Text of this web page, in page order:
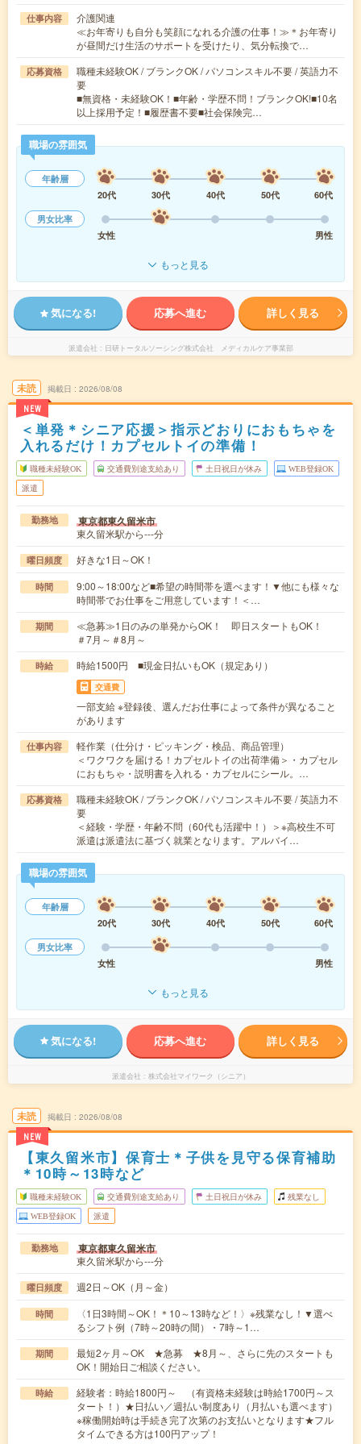
仕事内容
介護関連
≪お年寄りも自分も笑顔になれる介護の仕事！≫＊お年寄り
が昼間だけ生活のサポートを受けたり、気分転換で…
応募資格
職種未経験OK / ブランクOK / パソコンスキル不要 / 英語力不
要
■無資格・未経験OK！■年齢・学歴不問！ブランクOK!■10名
以上採用予定！■履歴書不要■社会保険完…
職場の雰囲気
年齢層
20代
30代 40代 50代
60代
男女比率
女性
男性
もっと見る
気になる! 応募へ進む 詳しく見る
派遣会社 日研トータルソーシング株式会社 メディカルケア事業部
未読
NEW
掲載日 2026/08/08
＜単発＊シニア応援＞指示どおりにおもちゃを
入れるだけ！カプセルトイの準備！
職種未経験OK 交通費別途支給あり 土日祝日が休み WEB登録OK
派遣
勤務地 東京都東久留米市
東久留米駅から---分
曜日頻度 好きな1日～OK！
時間
9:00～18:00など■希望の時間帯を選べます！▼他にも様々な
時間帯でお仕事をご用意しています！＜…
期間
≪急募≫1日のみの単発からOK！ 即日スタートもOK！
＃7月～＃8月～
時給 時給1500円 ■現金日払いもOK（規定あり）
交通費
一部支給 ※登録後、選んだお仕事によって条件が異なること
があります
仕事内容
軽作業（仕分け・ピッキング・検品、商品管理）
＜ワクワクを届ける！カプセルトイの出荷準備＞・カプセル
におもちゃ・説明書を入れる・カプセルにシール。…
応募資格
職種未経験OK / ブランクOK / パソコンスキル不要 / 英語力不
要
＜経験・学歴・年齢不問（60代も活躍中！）＞※高校生不可
派遣は派遣法に基づく就業となります。アルバイ…
職場の雰囲気
年齢層
20代
30代 40代 50代
60代
男女比率
女性
男性
もっと見る
気になる! 応募へ進む 詳しく見る
派遣会社 株式会社マイワーク（シニア）
未読
NEW
掲載日 2026/08/08
【東久留米市】保育士＊子供を見守る保育補助
＊10時～13時など
職種未経験OK 交通費別途支給あり 土日祝日が休み 残業なし
WEB登録OK 派遣
勤務地 東京都東久留米市
東久留米駅から---分
曜日頻度 週2日～OK（月～金）
時間
〈1日3時間～OK！＊10～13時など！〉※残業なし！▼選べ
るシフト例（7時～20時の間）・7時～1…
期間
最短2ヶ月～OK ★急募 ★8月～、さらに先のスタートも
OK！開始日ご相談ください。
時給
経験者：時給1800円～ （有資格未経験は時給1700円～ス
タート！）★日払い／週払い制度あり（月払いも選べます）
※稼働開始時は手続き完了次第のお支払いとなります★フル
タイムできる方は100円アップ！